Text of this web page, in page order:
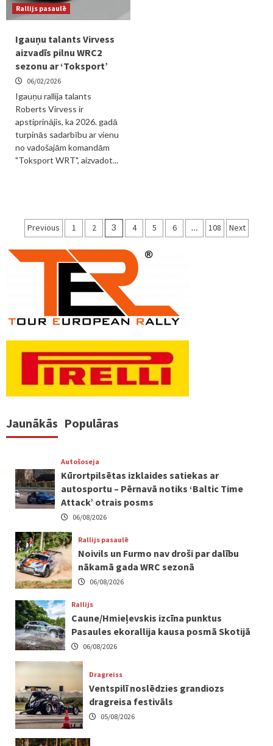
Rallijs pasaulē
Igauņu talants Virvess
aizvadīs pilnu WRC2
sezonu ar ‘Toksport’
06/02/2026
Igauņu rallija talants
Roberts Virvess ir
apstiprinājis, ka 2026. gadā
turpinās sadarbību ar vienu
no vadošajām komandām
"Toksport WRT", aizvadot...
Ziņu
numerācija
pēc
lappusēm
Previous 1 2 3 4 5 6 … 108 Next
Jaunākās Populāras
Autošoseja
Kūrortpilsētas izklaides satiekas ar
autosportu – Pērnavā notiks ‘Baltic Time
Attack’ otrais posms
06/08/2026
Rallijs pasaulē
Noivils un Furmo nav droši par dalību
nākamā gada WRC sezonā
06/08/2026
Rallijs
Caune/Hmieļevskis izcīna punktus
Pasaules ekorallija kausa posmā Skotijā
06/08/2026
Dragreiss
Ventspilī noslēdzies grandiozs
dragreisa festivāls
05/08/2026